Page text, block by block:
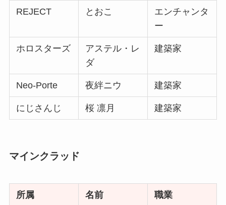
REJECT とおこ
エンチャンタ
ー
ホロスターズ
アステル・レ
ダ
建築家
Neo-Porte 夜絆ニウ 建築家
にじさんじ 桜 凛月 建築家
マインクラッド
所属 名前 職業